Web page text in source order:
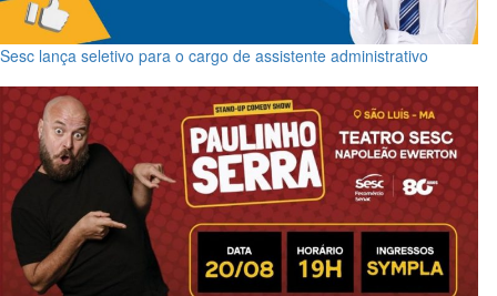
Sesc lança seletivo para o cargo de assistente administrativo